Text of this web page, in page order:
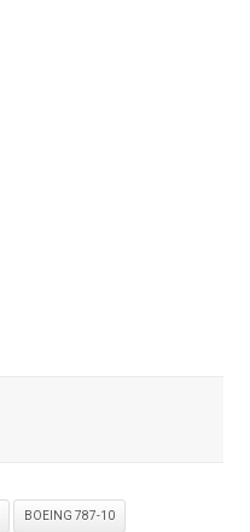
BOEING 787-10